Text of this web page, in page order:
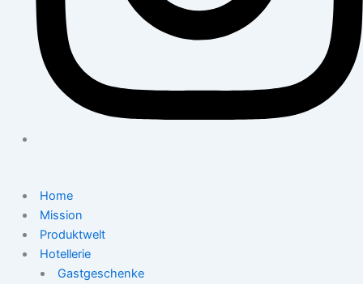
Home
Mission
Produktwelt
Hotellerie
Gastgeschenke